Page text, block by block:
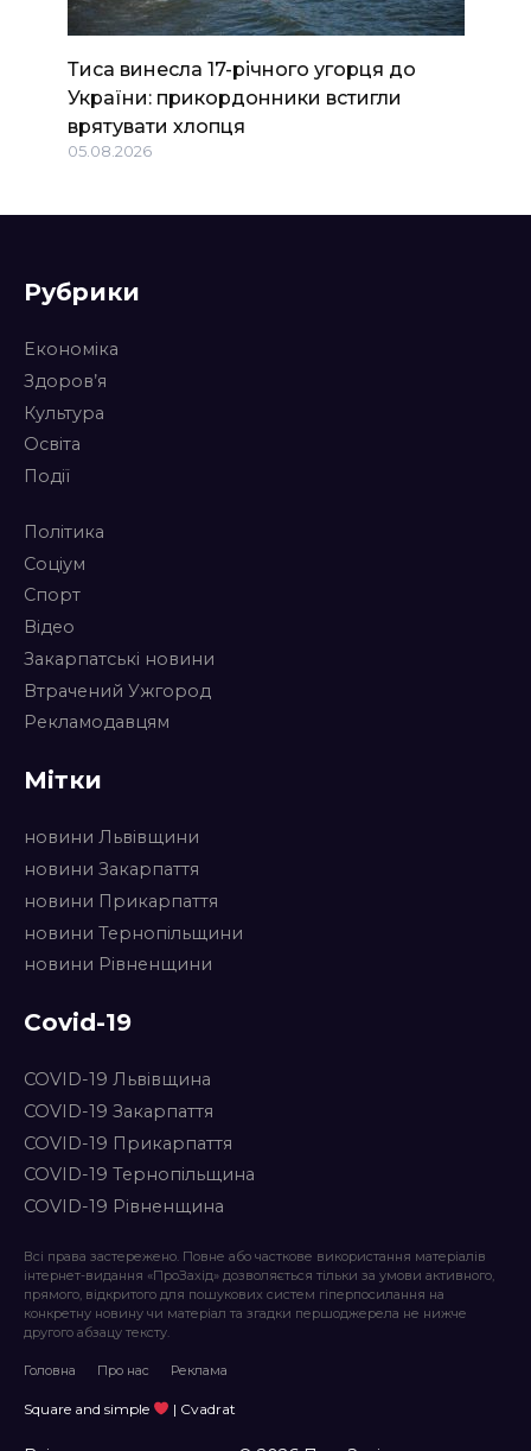
Тиса винесла 17-річного угорця до
України: прикордонники встигли
врятувати хлопця
05.08.2026
Рубрики
Економіка
Здоров’я
Культура
Освіта
Події
Політика
Соціум
Спорт
Відео
Закарпатські новини
Втрачений Ужгород
Рекламодавцям
Мітки
новини Львівщини
новини Закарпаття
новини Прикарпаття
новини Тернопільщини
новини Рівненщини
Covid-19
COVID-19 Львівщина
COVID-19 Закарпаття
COVID-19 Прикарпаття
COVID-19 Тернопільщина
COVID-19 Рівненщина
Всі права застережено. Повне або часткове використання матеріалів
інтернет-видання «ПроЗахід» дозволяється тільки за умови активного,
прямого, відкритого для пошукових систем гіперпосилання на
конкретну новину чи матеріал та згадки першоджерела не нижче
другого абзацу тексту.
Головна Про нас Реклама
Square and simple | Cvadrat